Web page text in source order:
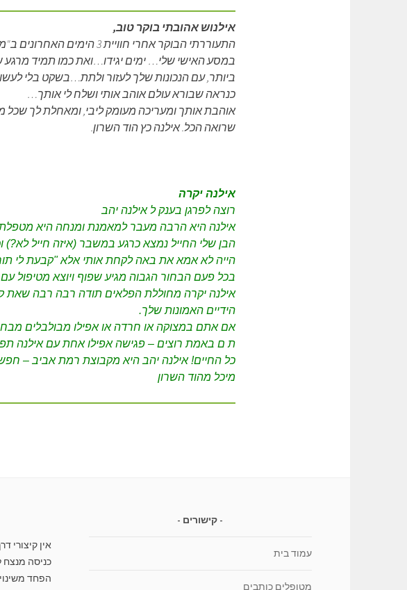
אילנוש אהובתי בוקר טוב,
התעוררתי הבוקר אחרי חוויית
במסע האישי שלי… ימים יגידו…ואת כמו תמיד מרגע
ביותר, עם הנכונות שלך לעזור ולתת…בשקט בלי
כנראה שבורא עולם אוהב אותי ושלח לי אותך…
אוהבת אותך ומעריכה מעומק ליבי, ומאחלת לך שכל
שרואה הכל. אילנה כץ הוד השרון.
אילנה יקרה
רוצה לפרגן בענק ל אילנה יהב
אילנה היא הרבה מעבר למאמנת ומנחה היא מטפלת
הבן שלי החייל נמצא כרגע במשבר (איזה חייל
הייה לא אמא את באה לקחת אותי אלא "קבעת לי
בכל פעם הבחור הגבוה מגיע שפוף ויוצא מטיפול
אילנה יקרה מחוללת הפלאים תודה רבה רבה שאת
הידיים האמונות שלך.
אם אתם במצוקה או חרדה או אפילו מבולבלים
ת ם באמת רוצים – פגישה אפילו אחת עם אילנה
כל החיים! אילנה יהב היא מקבוצת רמת אביב –
מיכל מהוד השרון
אין קיצורי
כניסה מנצח
הפחד
קישורים
עמוד בית
מטופלים כותבים